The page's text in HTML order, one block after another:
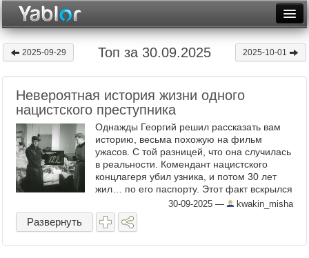
Месяц
Рейтинги
Архив
Фототоп
Видеотоп
2025-09-29 Топ за 30.09.2025 2025-10-01
Невероятная история жизни одного
нацистского преступника
Однажды Георгий решил рассказать вам
историю, весьма похожую на фильм
ужасов. С той разницей, что она случилась
в реальности. Комендант нацистского
концлагеря убил узника, и потом 30 лет
жил… по его паспорту. Этот факт вскрылся
случайно, в 1994 году в ФРГ.
Криминальная полиция в ...
30-09-2025 — kwakin_misha
Развернуть